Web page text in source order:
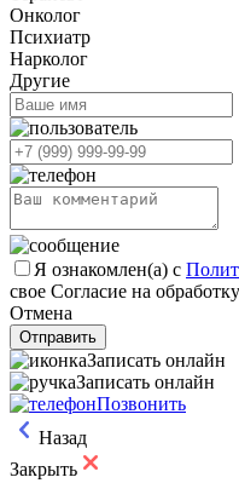
Онколог
Психиатр
Нарколог
Другие
Я ознакомлен(а) с
свое Согласие на обработку
Отмена
Отправить
Записать онлайн
Записать онлайн
Позвонить
Назад
Закрыть